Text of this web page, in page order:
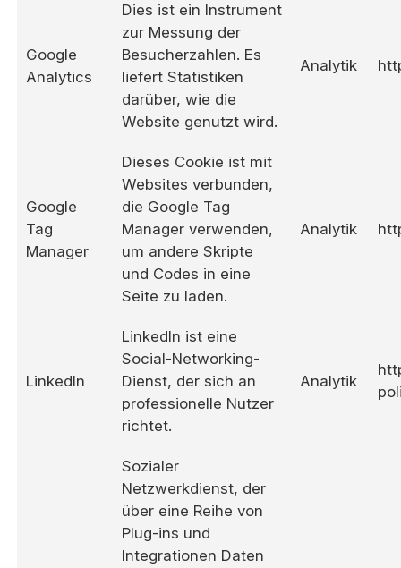
Google
Analytics
Dies ist ein Instrument
zur Messung der
Besucherzahlen. Es
liefert Statistiken
darüber, wie die
Website genutzt wird.
Analytik
Google
Tag
Manager
Dieses Cookie ist mit
Websites verbunden,
die Google Tag
Manager verwenden,
um andere Skripte
und Codes in eine
Seite zu laden.
Analytik
LinkedIn
LinkedIn ist eine
Social-Networking-
Dienst, der sich an
professionelle Nutzer
richtet.
Analytik
Sozialer
Netzwerkdienst, der
über eine Reihe von
Plug-ins und
Integrationen Daten